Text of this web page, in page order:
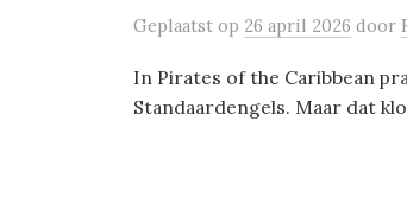
Geplaatst op 26 april 2026 door
In Pirates of the Caribbean
Standaardengels. Maar dat